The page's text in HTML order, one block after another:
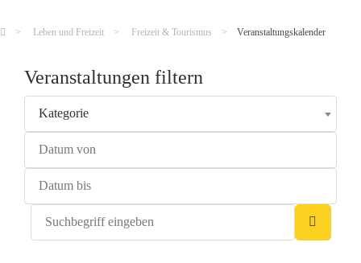
Leben und Freizeit Freizeit & Tourismus Veranstaltungskalender
Veranstaltungen filtern
Kategorie